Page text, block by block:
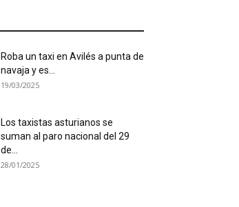
Roba un taxi en Avilés a punta de
navaja y es...
19/03/2025
Los taxistas asturianos se
suman al paro nacional del 29
de...
28/01/2025